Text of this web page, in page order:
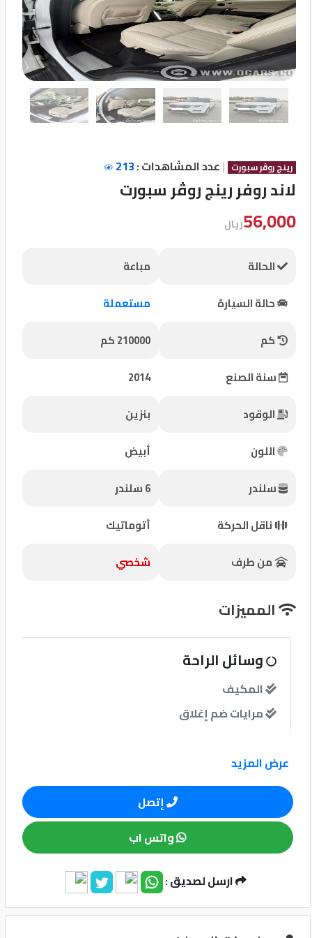
تسجيل
الدخول
English
مستثمري
المعارض
مميزة
إتصل
بنا
المنتدى
كيو
نمبر
كيو
كارز
كيو
ماركت
الدليل
2020
©
رينج روڤر سبورت | عدد المشاهدات :213
لاند روفر رينج روڤر سبورت
56,000ريال
الحالة
مباعة
حالة السيارة
مستعملة
كم
210000 كم
سنة الصنع
2014
الوقود
بنزين
اللون
أبيض
سلندر
6 سلندر
ناقل الحركة
أتوماتيك
من طرف
شخصي
المميزات
وسائل الراحة
المكيف
مرايات ضم إغلاق
نوافذ
نوافذ كهربائية امامية
وسائل الامان
نظام مانع للانغلاق-ABS
عرض المزيد
إتصل
واتس اب
ارسل لصديق :